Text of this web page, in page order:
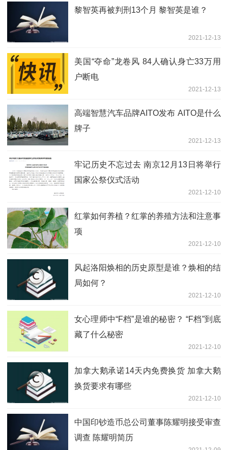
黎智英再被判刑13个月 黎智英是谁？
2021-12-13
美国“夺命”龙卷风 84人确认身亡33万用
户断电
2021-12-13
高端智慧汽车品牌AITO发布 AITO是什么
牌子
2021-12-13
牢记历史不忘过去 南京12月13日将举行
国家公祭仪式活动
2021-12-10
红掌如何养植？红掌的养殖方法和注意事
项
2021-12-10
风起洛阳焕相的历史原型是谁？焕相的结
局如何？
2021-12-10
女心理师中“F档”是谁的秘密？ “F档”到底
藏了什么秘密
2021-12-10
加拿大鹅承诺14天内免费换货 加拿大鹅
换货要求有哪些
2021-12-10
中国印钞造币总公司董事陈耀明接受审查
调查 陈耀明简历